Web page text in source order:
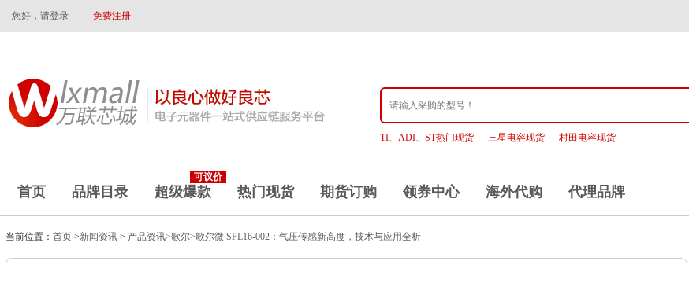
您好，请登录 免费注册
TI、ADI、ST热门现货 三星电容现货 村田电容现货
首页 品牌目录
可议价
超级爆款 热门现货 期货订购 领券中心 海外代购 代理品牌
当前位置： 首页 >新闻资讯 > 产品资讯>歌尔>歌尔微 SPL16-002：气压传感新高度，技术与应用全析